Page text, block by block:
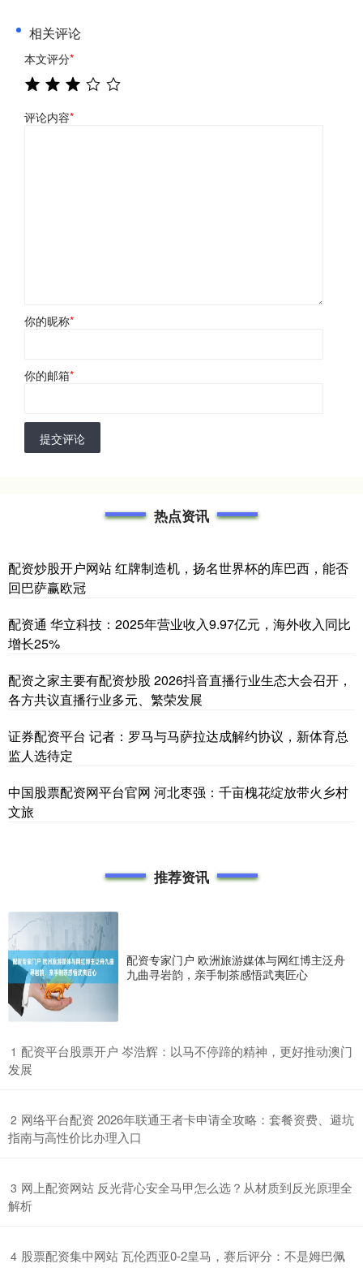
相关评论
本文评分*
评论内容*
你的昵称*
你的邮箱*
提交评论
热点资讯
配资炒股开户网站 红牌制造机，扬名世界杯的库巴西，能否
回巴萨赢欧冠
配资通 华立科技：2025年营业收入9.97亿元，海外收入同比
增长25%
配资之家主要有配资炒股 2026抖音直播行业生态大会召开，
各方共议直播行业多元、繁荣发展
证券配资平台 记者：罗马与马萨拉达成解约协议，新体育总
监人选待定
中国股票配资网平台官网 河北枣强：千亩槐花绽放带火乡村
文旅
推荐资讯
配资专家门户 欧洲旅游媒体与网红博主泛舟
九曲寻岩韵，亲手制茶感悟武夷匠心
1 ​配资平台股票开户 岑浩辉：以马不停蹄的精神，更好推动澳门
发展
2 ​网络平台配资 2026年联通王者卡申请全攻略：套餐资费、避坑
指南与高性价比办理入口
3 ​网上配资网站 反光背心安全马甲怎么选？从材质到反光原理全
解析
4 ​股票配资集中网站 瓦伦西亚0-2皇马，赛后评分：不是姆巴佩